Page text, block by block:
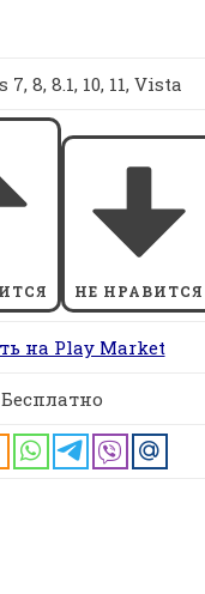
8, 8.1, 10, 11, Vista
НЕ НРАВИТСЯ
на Play Market
Бесплатно